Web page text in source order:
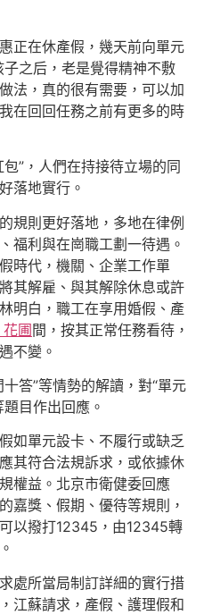
正在休產假，幾天前向單元
之后，老是覺得精神不敷
法，真的很有需要，可以加
在回回任務之前有更多的時
”，人們在持接待立場的同
落地實行。
規則更好落地，多地在律例
福利與在崗職工劃一待遇。
時代，機關、企業工作單
其解雇、與其解除休息或許
明白，職工在享用婚假、產
圃間，按其正常任務看待，
不變。
答”等情勢的解讀，對“單元
目作出回應。
如單元設卡、不履行或缺乏
其符合法規訴求，或依據休
權益。北京市衛健委回應
嘉獎、假期、優待等規則，
以撥打12345，由12345轉
處所當局制訂詳細的實行措
江蘇請求，產假、護理假和